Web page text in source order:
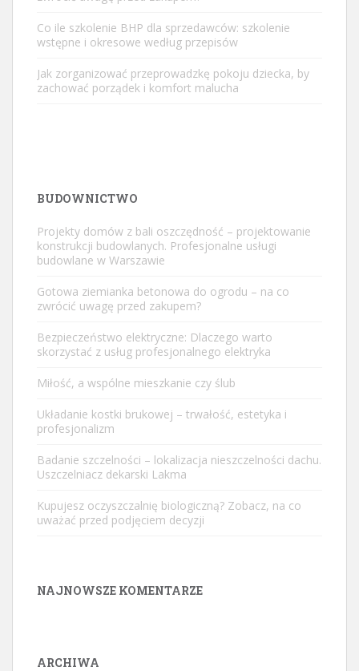
Co ile szkolenie BHP dla sprzedawców: szkolenie
wstępne i okresowe według przepisów
Jak zorganizować przeprowadzkę pokoju dziecka, by
zachować porządek i komfort malucha
BUDOWNICTWO
Projekty domów z bali oszczędność – projektowanie
konstrukcji budowlanych. Profesjonalne usługi
budowlane w Warszawie
Gotowa ziemianka betonowa do ogrodu – na co
zwrócić uwagę przed zakupem?
Bezpieczeństwo elektryczne: Dlaczego warto
skorzystać z usług profesjonalnego elektryka
Miłość, a wspólne mieszkanie czy ślub
Układanie kostki brukowej – trwałość, estetyka i
profesjonalizm
Badanie szczelności – lokalizacja nieszczelności dachu.
Uszczelniacz dekarski Lakma
Kupujesz oczyszczalnię biologiczną? Zobacz, na co
uważać przed podjęciem decyzji
NAJNOWSZE KOMENTARZE
ARCHIWA